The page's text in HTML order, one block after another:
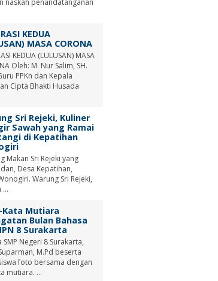
naskah penandatanganan
KEDUA
MASA CORONA
KEDUA (LULUSAN) MASA
Oleh: M. Nur Salim, SH.
PPKn dan Kepala
Cipta Bhakti Husada
Sri Rejeki, Kuliner
Sawah yang Ramai
di Kepatihan
Makan Sri Rejeki yang
Desa Kepatihan,
Warung Sri Rejeki,
...
Kata Mutiara
Bulan Bahasa
8 Surakarta
SMP Negeri 8 Surakarta,
M.Pd beserta
foto bersama dengan
mutiara. ...